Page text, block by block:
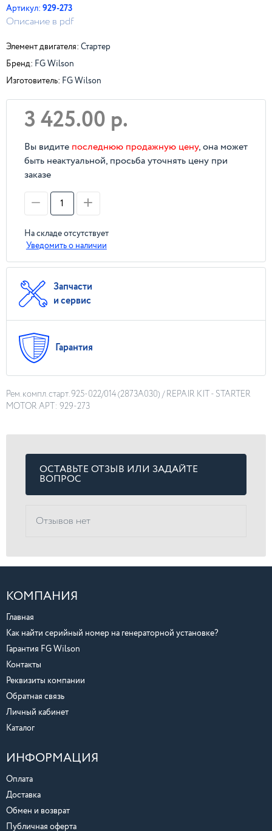
Артикул: 929-273
Описание в pdf
Элемент двигателя: Стартер
Бренд: FG Wilson
Изготовитель: FG Wilson
3 425.00 р.
Вы видите последнюю продажную цену, она может
быть неактуальной, просьба уточнять цену при
заказе
На складе отсутствует
Уведомить о наличии
Запчасти
и сервис
Гарантия
Рем. компл. cтарт. 925-022/014 (2873A030) / REPAIR KIT - STARTER
MOTOR АРТ: 929-273
ОСТАВЬТЕ ОТЗЫВ ИЛИ ЗАДАЙТЕ
ВОПРОС
Отзывов нет
КОМПАНИЯ
Главная
Как найти серийный номер на генераторной установке?
Гарантия FG Wilson
Контакты
Реквизиты компании
Обратная связь
Личный кабинет
Каталог
ИНФОРМАЦИЯ
Оплата
Доставка
Обмен и возврат
Публичная оферта